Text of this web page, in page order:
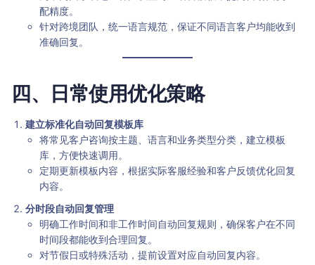
配精度。
针对跨境团队，统一语言规范，保证不同语言客户均能收到
准确回复。
四、日常使用优化策略
建立标准化自动回复模板库
将常见客户咨询按主题、语言和业务类型分类，建立模板
库，方便快速调用。
定期更新模板内容，根据实际客服经验和客户反馈优化回复
内容。
分时段自动回复管理
明确工作时间和非工作时间自动回复规则，确保客户在不同
时间段都能收到合理回复。
对节假日或特殊活动，提前设置对应自动回复内容。